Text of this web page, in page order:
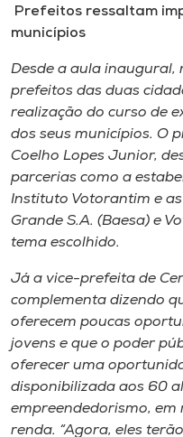
Prefeitos ressaltam
municípios
Desde a aula inaugural,
prefeitos das duas
realização do curso de
dos seus municípios. O
Coelho Lopes Junior,
parcerias como a
Instituto Votorantim e
Grande S.A. (Baesa) e
tema escolhido.
Já a vice-prefeita de
complementa dizendo
oferecem poucas
jovens e que o poder
oferecer uma
disponibilizada aos 60
empreendedorismo, em
renda. “Agora, eles